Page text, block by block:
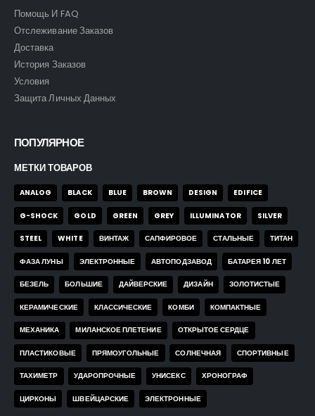
Помощь И FAQ
Отслеживание Заказов
Доставка
История Заказов
Условия
Защита Личных Данных
ПОПУЛЯРНОЕ
МЕТКИ ТОВАРОВ
ANALOG BLACK BLUE BROWN DESIGN EDIFICE
G-SHOCK GOLD GREEN GREY ILLUMINATOR SILVER
STEEL WHITE ВИНТАЖ САПФИРОВОЕ СТАЛЬНЫЕ ТИТАН
ФАЗА ЛУНЫ ЭЛЕКТРОННЫЕ АВТОПОДЗАВОД БАТАРЕЯ 10 ЛЕТ
БЕЗЕЛЬ БОЛЬШИЕ ДАЙВЕРСКИЕ ДИЗАЙН ЗОЛОТИСТЫЕ
КЕРАМИЧЕСКИЕ КЛАССИЧЕСКИЕ КОМБИ КОМПАКТНЫЕ
МЕХАНИКА МИЛАНСКОЕ ПЛЕТЕНИЕ ОТКРЫТОЕ СЕРДЦЕ
ПЛАСТИКОВЫЕ ПРЯМОУГОЛЬНЫЕ СОЛНЕЧНАЯ СПОРТИВНЫЕ
ТАХИМЕТР УДАРОПРОЧНЫЕ УНИСЕКС ХРОНОГРАФ
ЦИРКОНЫ ШВЕЙЦАРСКИЕ ЭЛЕКТРОННЫЕ